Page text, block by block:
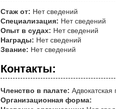
Стаж от: Нет сведений
Специализация: Нет сведений
Опыт в судах: Нет сведений
Награды: Нет сведений
Звание: Нет сведений
Контакты:
Членство в палате: Адвокатская
Организационная форма: